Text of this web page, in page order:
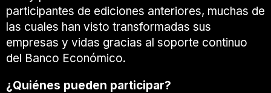
participantes de ediciones anteriores, muchas de
las cuales han visto transformadas sus
empresas y vidas gracias al soporte continuo
del Banco Económico.
¿Quiénes pueden participar?